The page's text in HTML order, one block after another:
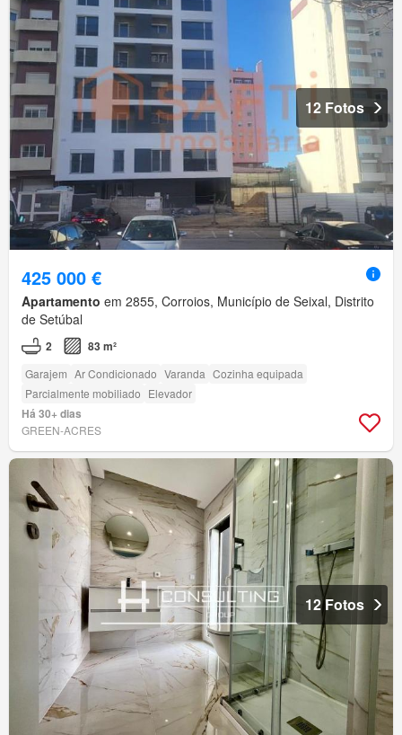
12 Fotos
425 000 €
Apartamento em 2855, Corroios, Município de Seixal, Distrito
de Setúbal
2 83 m²
Garajem Ar Condicionado Varanda Cozinha equipada
Parcialmente mobiliado Elevador
Há 30+ dias
GREEN-ACRES
12 Fotos